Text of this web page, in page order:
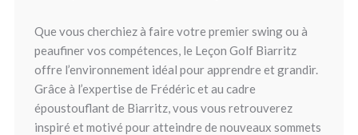
Que vous cherchiez à faire votre premier swing ou à
peaufiner vos compétences, le Leçon Golf Biarritz
offre l’environnement idéal pour apprendre et grandir.
Grâce à l’expertise de Frédéric et au cadre
époustouflant de Biarritz, vous vous retrouverez
inspiré et motivé pour atteindre de nouveaux sommets